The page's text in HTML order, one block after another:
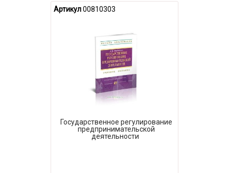
Артикул00810303
Государственное регулирование
предпринимательской
деятельности